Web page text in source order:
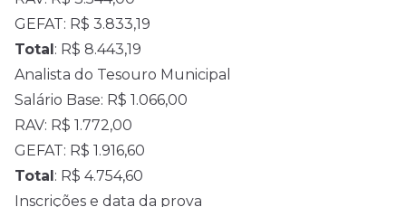
GEFAT: R$ 3.833,19
Total: R$ 8.443,19
Analista do Tesouro Municipal
Salário Base: R$ 1.066,00
RAV: R$ 1.772,00
GEFAT: R$ 1.916,60
Total: R$ 4.754,60
Inscrições e data da prova